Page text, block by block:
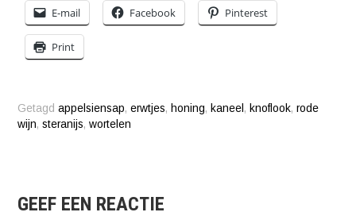
E-mail Facebook Pinterest
Print
Getagdappelsiensap,erwtjes, honing, kaneel , knoflook,rode
wijn,steranijs,wortelen
GEEF EEN REACTIE